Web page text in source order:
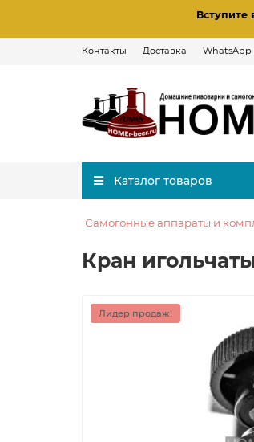
Вступите
Контакты Доставка WhatsApp
Каталог товаров
Самогонные аппараты и
Кран
Лидер продаж!